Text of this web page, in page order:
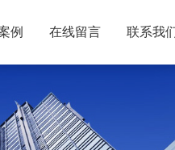
例 在线留言 联系我